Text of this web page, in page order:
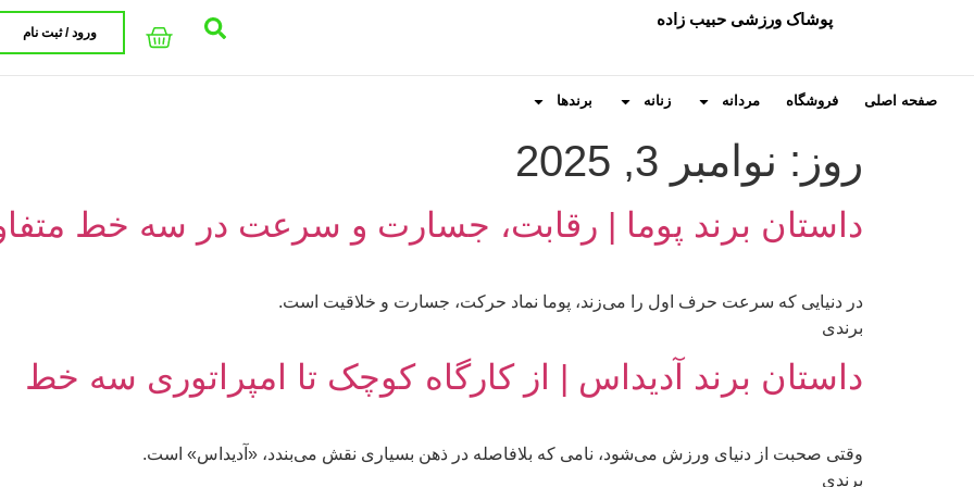
پوشاک ورزشی حبیب زاده
ورود / ثبت نام
صفحه اصلی فروشگاه مردانه زنانه برندها
روز: نوامبر 3, 2025
داستان برند پوما | رقابت، جسارت و سرعت در سه خط
در دنیایی که سرعت حرف اول را می‌زند، پوما نماد حرکت، جسارت و خلاقیت است.
برندی
داستان برند آدیداس | از کارگاه کوچک تا امپراتوری سه خط
وقتی صحبت از دنیای ورزش می‌شود، نامی که بلافاصله در ذهن بسیاری نقش می‌بندد، «آدیداس» است.
برندی